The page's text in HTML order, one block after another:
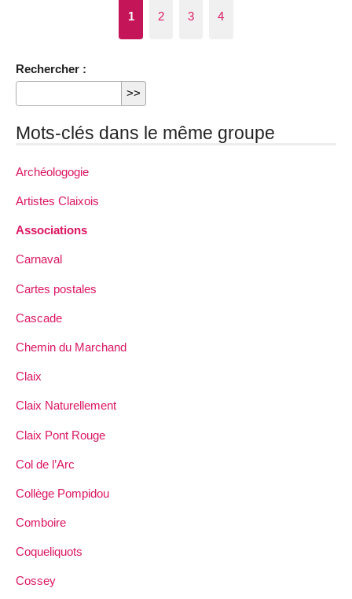
1 2 3 4
Rechercher :
Mots-clés dans le même groupe
Archéologogie
Artistes Claixois
Associations
Carnaval
Cartes postales
Cascade
Chemin du Marchand
Claix
Claix Naturellement
Claix Pont Rouge
Col de l’Arc
Collège Pompidou
Comboire
Coqueliquots
Cossey